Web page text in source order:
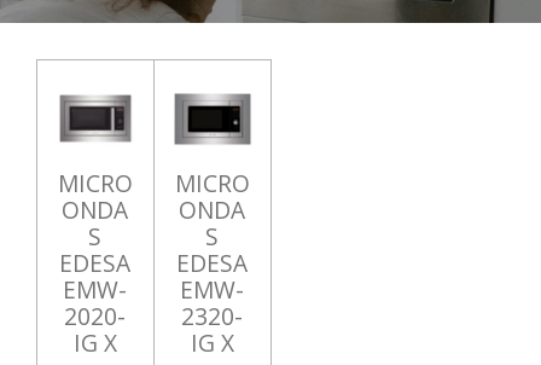
MICRO
ONDA
S
EDESA
EMW-
2020-
IG X
MICRO
ONDA
S
EDESA
EMW-
2320-
IG X